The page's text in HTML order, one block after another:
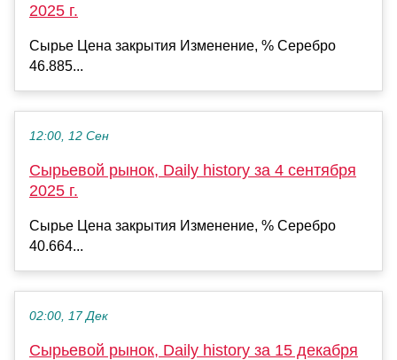
2025 г.
Сырье Цена закрытия Изменение, % Серебро
46.885...
12:00, 12 Сен
Сырьевой рынок, Daily history за 4 сентября
2025 г.
Сырье Цена закрытия Изменение, % Серебро
40.664...
02:00, 17 Дек
Сырьевой рынок, Daily history за 15 декабря